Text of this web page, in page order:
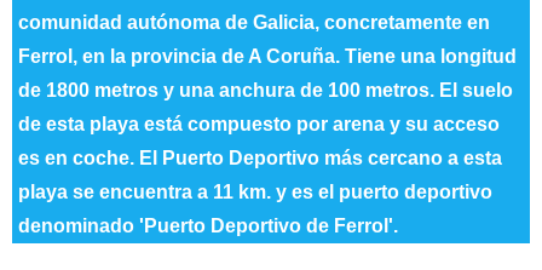
comunidad autónoma de Galicia, concretamente en
Ferrol, en la provincia de A Coruña. Tiene una longitud
de 1800 metros y una anchura de 100 metros. El suelo
de esta playa está compuesto por arena y su acceso
es en coche. El Puerto Deportivo más cercano a esta
playa se encuentra a 11 km. y es el puerto deportivo
denominado 'Puerto Deportivo de Ferrol'.